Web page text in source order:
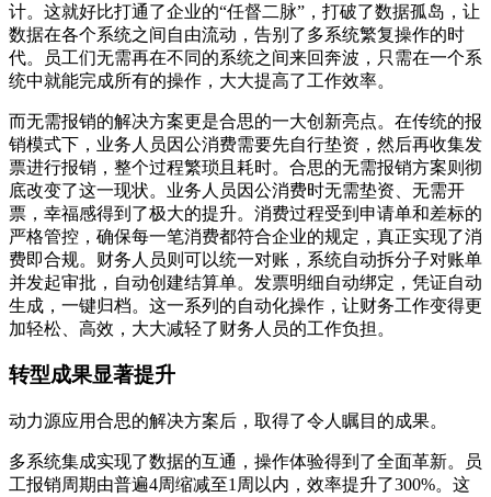
计。这就好比打通了企业的“任督二脉”，打破了数据孤岛，让
数据在各个系统之间自由流动，告别了多系统繁复操作的时
代。员工们无需再在不同的系统之间来回奔波，只需在一个系
统中就能完成所有的操作，大大提高了工作效率。
而无需报销的解决方案更是合思的一大创新亮点。在传统的报
销模式下，业务人员因公消费需要先自行垫资，然后再收集发
票进行报销，整个过程繁琐且耗时。合思的无需报销方案则彻
底改变了这一现状。业务人员因公消费时无需垫资、无需开
票，幸福感得到了极大的提升。消费过程受到申请单和差标的
严格管控，确保每一笔消费都符合企业的规定，真正实现了消
费即合规。财务人员则可以统一对账，系统自动拆分子对账单
并发起审批，自动创建结算单。发票明细自动绑定，凭证自动
生成，一键归档。这一系列的自动化操作，让财务工作变得更
加轻松、高效，大大减轻了财务人员的工作负担。
转型成果显著提升
动力源应用合思的解决方案后，取得了令人瞩目的成果。
多系统集成实现了数据的互通，操作体验得到了全面革新。员
工报销周期由普遍4周缩减至1周以内，效率提升了300%。这